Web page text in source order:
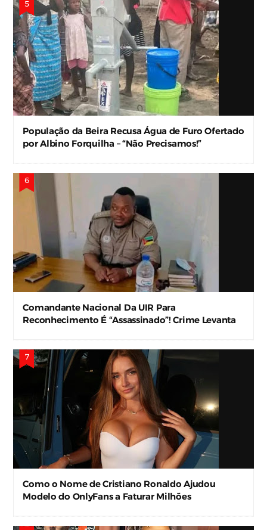
População da Beira Recusa Água de Furo Ofertado
por Albino Forquilha – “Não Precisamos!”
Comandante Nacional Da UIR Para
Reconhecimento É “Assassinado”! Crime Levanta
Como o Nome de Cristiano Ronaldo Ajudou
Modelo do OnlyFans a Faturar Milhões